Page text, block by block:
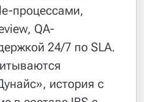
процессами,
QA-
24/7 по SLA.
история с